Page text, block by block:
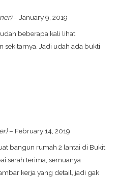
– January 9, 2019
beberapa kali lihat
sekitarnya. Jadi udah ada bukti
– February 14, 2019
bangun rumah 2 lantai di Bukit
serah terima, semuanya
kerja yang detail, jadi gak